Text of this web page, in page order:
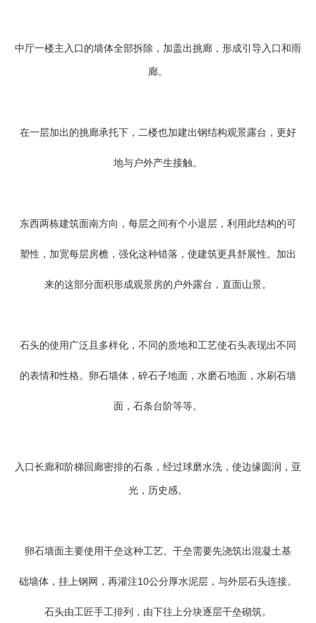
中厅一楼主入口的墙体全部拆除，加盖出挑廊，形成引导入口和雨
廊。
在一层加出的挑廊承托下，二楼也加建出钢结构观景露台，更好
地与户外产生接触。
东西两栋建筑面南方向，每层之间有个小退层，利用此结构的可
塑性，加宽每层房檐，强化这种错落，使建筑更具舒展性。加出
来的这部分面积形成观景房的户外露台，直面山景。
石头的使用广泛且多样化，不同的质地和工艺使石头表现出不同
的表情和性格。卵石墙体，碎石子地面，水磨石地面，水刷石墙
面，石条台阶等等。
入口长廊和阶梯回廊密排的石条，经过球磨水洗，使边缘圆润，亚
光，历史感。
卵石墙面主要使用干垒这种工艺。干垒需要先浇筑出混凝土基
础墙体，挂上钢网，再灌注10公分厚水泥层，与外层石头连接。
石头由工匠手工排列，由下往上分块逐层干垒砌筑。